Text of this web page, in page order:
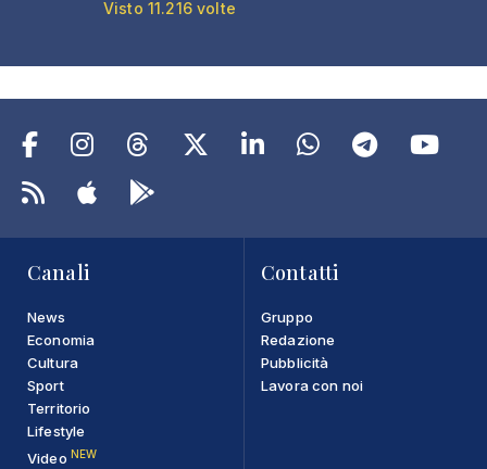
Visto 11.216 volte
Canali
News
Economia
Cultura
Sport
Territorio
Lifestyle
Video NEW
Contatti
Gruppo
Redazione
Pubblicità
Lavora con noi